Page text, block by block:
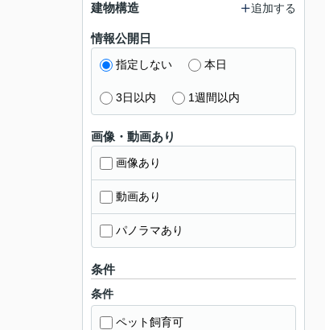
建物構造 追加する
情報公開日
指定しない 本日
3日以内 1週間以内
画像・動画あり
画像あり
動画あり
パノラマあり
条件
条件
ペット飼育可